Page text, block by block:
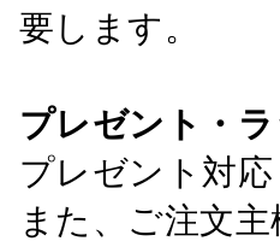
要します。
プレゼント・
プレゼント対
また、ご注文